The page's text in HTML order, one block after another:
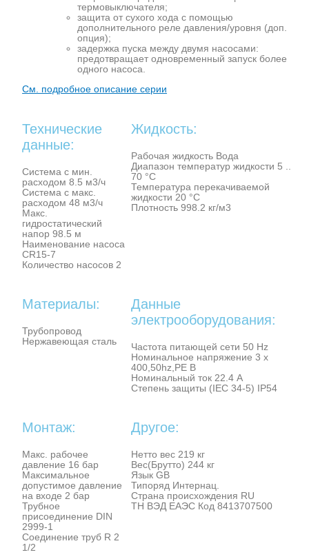
термовыключателя;
защита от сухого хода с помощью
дополнительного реле давления/уровня (доп.
опция);
задержка пуска между двумя насосами:
предотвращает одновременный запуск более
одного насоса.
См. подробное описание серии
Технические
данные:
Система с мин.
расходом 8.5 м3/ч
Система с макс.
расходом 48 м3/ч
Макс.
гидростатический
напор 98.5 м
Наименование насоса
CR15-7
Количество насосов 2
Жидкость:
Рабочая жидкость Вода
Диапазон температур жидкости 5 ..
70 °C
Температура перекачиваемой
жидкости 20 °C
Плотность 998.2 кг/м3
Материалы:
Трубопровод
Нержавеющая сталь
Данные
электрооборудования:
Частота питающей сети 50 Hz
Номинальное напряжение 3 x
400,50hz,PE В
Номинальный ток 22.4 A
Степень защиты (IEC 34-5) IP54
Монтаж:
Макс. рабочее
давление 16 бар
Максимальное
допустимое давление
на входе 2 бар
Трубное
присоединение DIN
2999-1
Соединение труб R 2
1/2
Другое:
Нетто вес 219 кг
Вес(Брутто) 244 кг
Язык GB
Типоряд Интернац.
Cтрана происхождения RU
ТН ВЭД ЕАЭС Код 8413707500